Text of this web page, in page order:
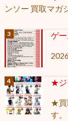
ンソー 買取マガ
ゲ
★ジ
★買
す